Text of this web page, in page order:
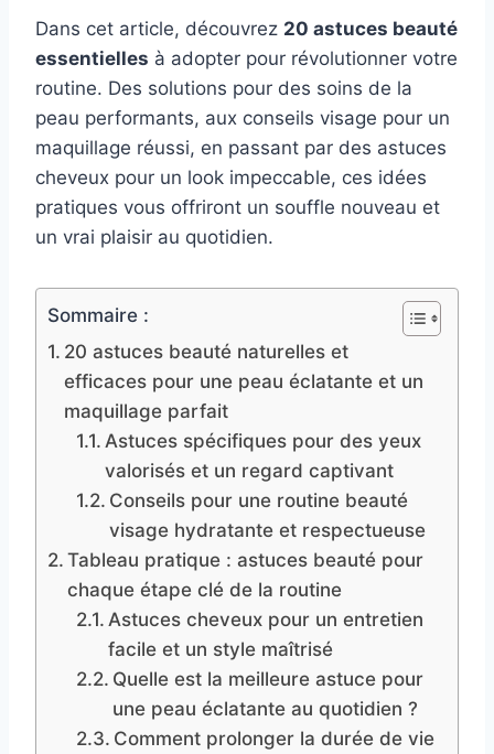
Dans cet article, découvrez 20 astuces beauté
essentielles à adopter pour révolutionner votre
routine. Des solutions pour des soins de la
peau performants, aux conseils visage pour un
maquillage réussi, en passant par des astuces
cheveux pour un look impeccable, ces idées
pratiques vous offriront un souffle nouveau et
un vrai plaisir au quotidien.
Sommaire :
20 astuces beauté naturelles et
efficaces pour une peau éclatante et un
maquillage parfait
Astuces spécifiques pour des yeux
valorisés et un regard captivant
Conseils pour une routine beauté
visage hydratante et respectueuse
Tableau pratique : astuces beauté pour
chaque étape clé de la routine
Astuces cheveux pour un entretien
facile et un style maîtrisé
Quelle est la meilleure astuce pour
une peau éclatante au quotidien ?
Comment prolonger la durée de vie